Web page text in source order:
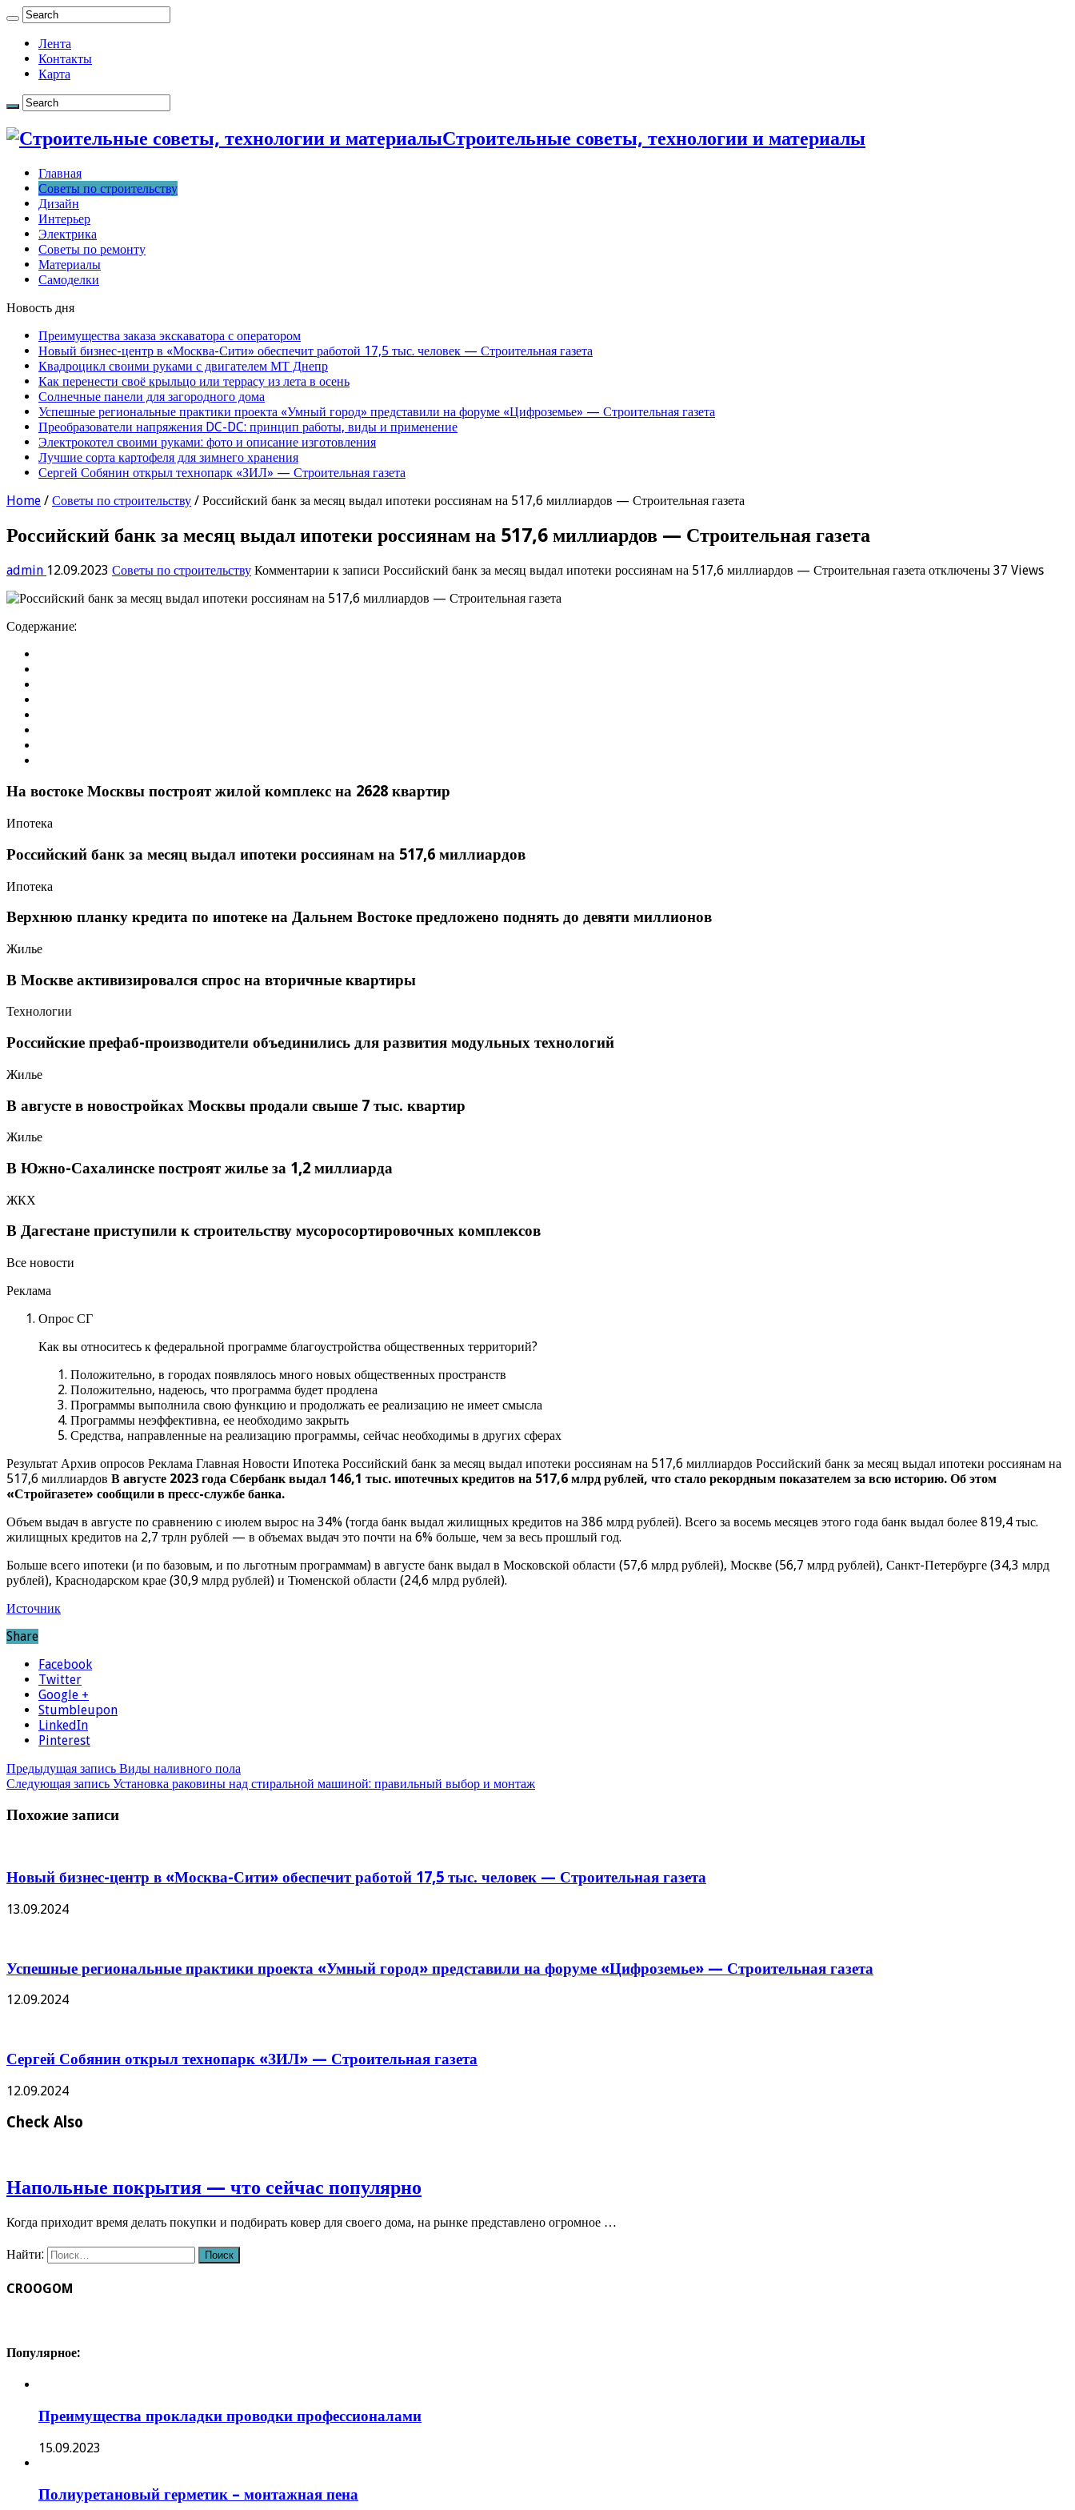
Лента
Контакты
Карта
Строительные советы, технологии и материалы
Главная
Советы по строительству
Дизайн
Интерьер
Электрика
Советы по ремонту
Материалы
Самоделки
Новость дня
Преимущества заказа экскаватора с оператором
Новый бизнес-центр в «Москва-Сити» обеспечит работой 17,5 тыс. человек — Строительная газета
Квадроцикл своими руками с двигателем МТ Днепр
Как перенести своё крыльцо или террасу из лета в осень
Солнечные панели для загородного дома
Успешные региональные практики проекта «Умный город» представили на форуме «Цифроземье» — Строительная газета
Преобразователи напряжения DC-DC: принцип работы, виды и применение
Электрокотел своими руками: фото и описание изготовления
Лучшие сорта картофеля для зимнего хранения
Сергей Собянин открыл технопарк «ЗИЛ» — Строительная газета
Home / Советы по строительству / Российский банк за месяц выдал ипотеки россиянам на 517,6 миллиардов — Строительная газета
Российский банк за месяц выдал ипотеки россиянам на 517,6 миллиардов — Строительная газета
admin 12.09.2023 Советы по строительству Комментарии к записи Российский банк за месяц выдал ипотеки россиянам на 517,6 миллиардов — Строительная газета отключены 37 Views
Содержание:
На востоке Москвы построят жилой комплекс на 2628 квартир
Ипотека
Российский банк за месяц выдал ипотеки россиянам на 517,6 миллиардов
Ипотека
Верхнюю планку кредита по ипотеке на Дальнем Востоке предложено поднять до девяти миллионов
Жилье
В Москве активизировался спрос на вторичные квартиры
Технологии
Российские префаб-производители объединились для развития модульных технологий
Жилье
В августе в новостройках Москвы продали свыше 7 тыс. квартир
Жилье
В Южно-Сахалинске построят жилье за 1,2 миллиарда
ЖКХ
В Дагестане приступили к строительству мусоросортировочных комплексов
Все новости
Реклама
Опрос СГ
Как вы относитесь к федеральной программе благоустройства общественных территорий?
Положительно, в городах появлялось много новых общественных пространств
Положительно, надеюсь, что программа будет продлена
Программы выполнила свою функцию и продолжать ее реализацию не имеет смысла
Программы неэффективна, ее необходимо закрыть
Средства, направленные на реализацию программы, сейчас необходимы в других сферах
Результат Архив опросов Реклама Главная Новости Ипотека Российский банк за месяц выдал ипотеки россиянам на 517,6 миллиардов Российский банк за месяц выдал ипотеки россиянам на
517,6 миллиардов В августе 2023 года Сбербанк выдал 146,1 тыс. ипотечных кредитов на 517,6 млрд рублей, что стало рекордным показателем за всю историю. Об этом
«Стройгазете» сообщили в пресс-службе банка.
Объем выдач в августе по сравнению с июлем вырос на 34% (тогда банк выдал жилищных кредитов на 386 млрд рублей). Всего за восемь месяцев этого года банк выдал более 819,4 тыс.
жилищных кредитов на 2,7 трлн рублей — в объемах выдач это почти на 6% больше, чем за весь прошлый год.
Больше всего ипотеки (и по базовым, и по льготным программам) в августе банк выдал в Московской области (57,6 млрд рублей), Москве (56,7 млрд рублей), Санкт-Петербурге (34,3 млрд
рублей), Краснодарском крае (30,9 млрд рублей) и Тюменской области (24,6 млрд рублей).
Источник
Share
Facebook
Twitter
Google +
Stumbleupon
LinkedIn
Pinterest
Предыдущая запись Виды наливного пола
Следующая запись Установка раковины над стиральной машиной: правильный выбор и монтаж
Похожие записи
Новый бизнес-центр в «Москва-Сити» обеспечит работой 17,5 тыс. человек — Строительная газета
13.09.2024
Успешные региональные практики проекта «Умный город» представили на форуме «Цифроземье» — Строительная газета
12.09.2024
Сергей Собянин открыл технопарк «ЗИЛ» — Строительная газета
12.09.2024
Check Also
Напольные покрытия — что сейчас популярно
Когда приходит время делать покупки и подбирать ковер для своего дома, на рынке представлено огромное …
Найти:
CROOGOM
Популярное:
Преимущества прокладки проводки профессионалами
15.09.2023
Полиуретановый герметик – монтажная пена